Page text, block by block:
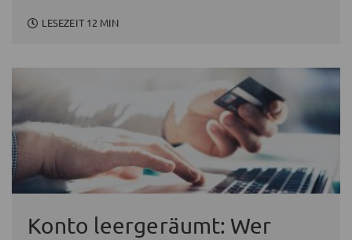
LESEZEIT 12 MIN
Konto leergeräumt: Wer